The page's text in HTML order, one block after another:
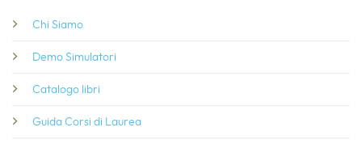
Chi Siamo
Demo Simulatori
Catalogo libri
Guida Corsi di Laurea